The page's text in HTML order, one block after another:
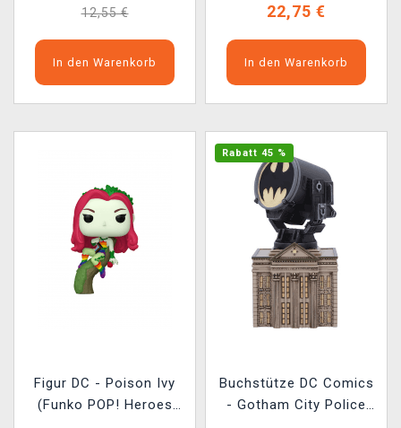
12,55 €
In den Warenkorb
22,75 €
In den Warenkorb
Figur DC - Poison Ivy
(Funko POP! Heroes
Rabatt 45 %
Buchstütze DC Comics
- Gotham City Police